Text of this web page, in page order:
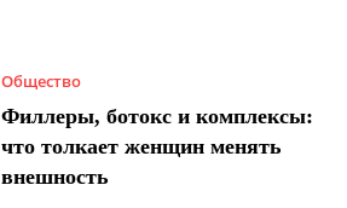
Общество
Филлеры, ботокс и комплексы:
что толкает женщин менять
внешность